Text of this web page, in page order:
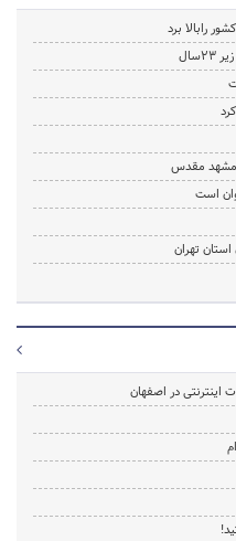
رابالا برد
مشهد مقدس
است
تهران
اینترنتی در اصفهان